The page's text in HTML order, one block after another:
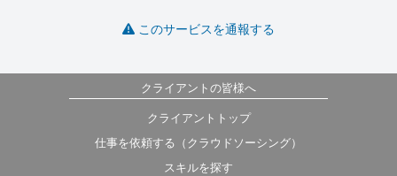
このサービスを通報する
クライアントの皆様へ
クライアントトップ
仕事を依頼する（クラウドソーシング）
スキルを探す